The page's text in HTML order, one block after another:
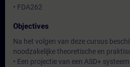
• FDA262
Objectives
Na het volgen van deze cursus
noodzakelijke theoretische en
• Een projectie van een ASD+